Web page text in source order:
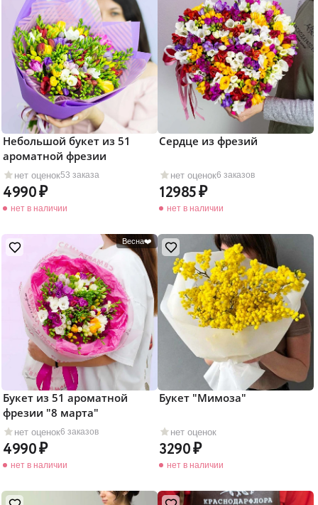
нет оценок53 заказа
Небольшой букет из 51
ароматной фрезии
4990
нет в наличии
нет оценок6 заказов
Сердце из фрезий
12985
нет в наличии
Весна❤️
нет оценок6 заказов
Букет из 51 ароматной
фрезии "8 марта"
4990
нет в наличии
нет оценок
Букет "Мимоза"
3290
нет в наличии